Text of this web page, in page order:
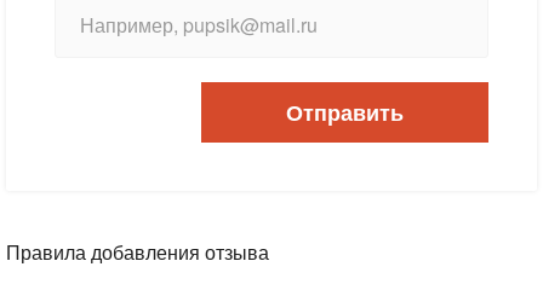
Отправить
Правила добавления отзыва